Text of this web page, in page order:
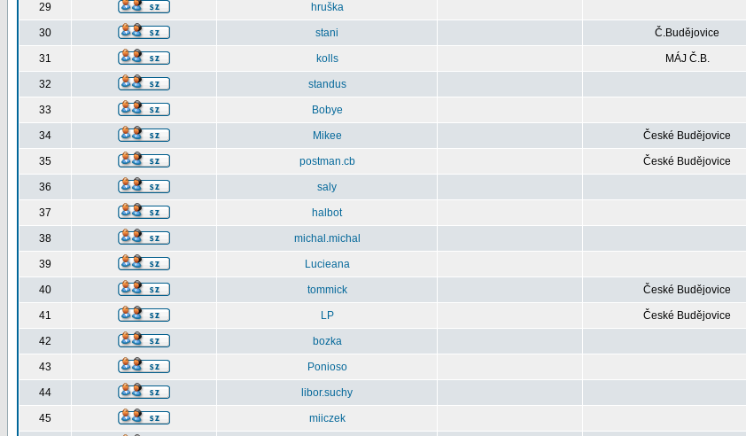
29 hruška
30 stani Č.Budějovice
31 kolls MÁJ Č.B.
32 standus
33 Bobye
34 Mikee České Budějovice
35 postman.cb České Budějovice
36 saly
37 halbot
38 michal.michal
39 Lucieana
40 tommick České Budějovice
41 LP České Budějovice
42 bozka
43 Ponioso
44 libor.suchy
45 miiczek